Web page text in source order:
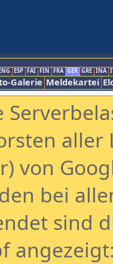
ESP FAI FIN FRA GER GRE INA
Galerie Meldekartei
aller
von
bei
sind